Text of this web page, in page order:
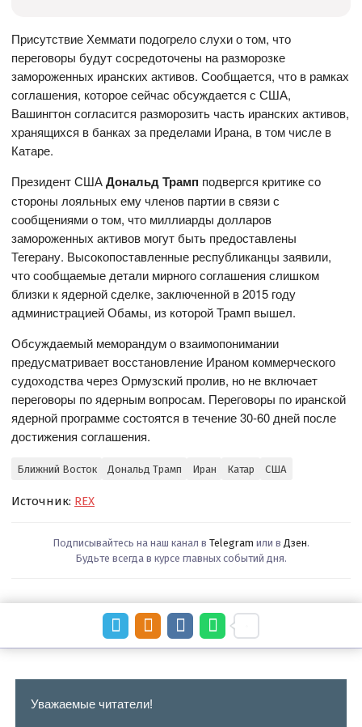
Присутствие Хеммати подогрело слухи о том, что
переговоры будут сосредоточены на разморозке
замороженных иранских активов. Сообщается, что в рамках
соглашения, которое сейчас обсуждается с США,
Вашингтон согласится разморозить часть иранских активов,
хранящихся в банках за пределами Ирана, в том числе в
Катаре.
Президент СШАДональд Трамп подвергся критике со
стороны лояльных ему членов партии в связи с
сообщениями о том, что миллиарды долларов
замороженных активов могут быть предоставлены
Тегерану. Высокопоставленные республиканцы заявили,
что сообщаемые детали мирного соглашения слишком
близки к ядерной сделке, заключенной в 2015 году
администрацией Обамы, из которой Трамп вышел.
Обсуждаемый меморандум о взаимопонимании
предусматривает восстановление Ираном коммерческого
судоходства через Ормузский пролив, но не включает
переговоры по ядерным вопросам. Переговоры по иранской
ядерной программе состоятся в течение 30-60 дней после
достижения соглашения.
Ближний Восток Дональд Трамп Иран Катар США
Источник: REX
Подписывайтесь на наш канал в Telegram или в Дзен.
Будьте всегда в курсе главных событий дня.
Уважаемые читатели!